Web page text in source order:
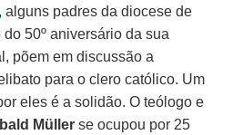
, alguns padres da diocese de
do 50º aniversário da sua
põem em discussão a
para o clero católico. Um
eles é a solidão. O teólogo e
Müllerse ocupou por 25